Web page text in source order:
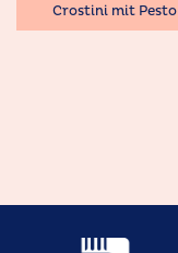
Crostini mit